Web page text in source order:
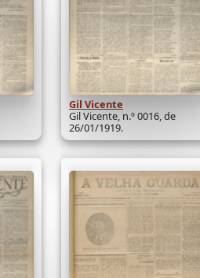
Gil Vicente
Gil Vicente, n.º 0016, de
26/01/1919.